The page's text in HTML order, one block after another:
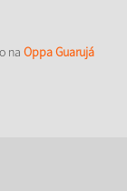
na Oppa Guarujá